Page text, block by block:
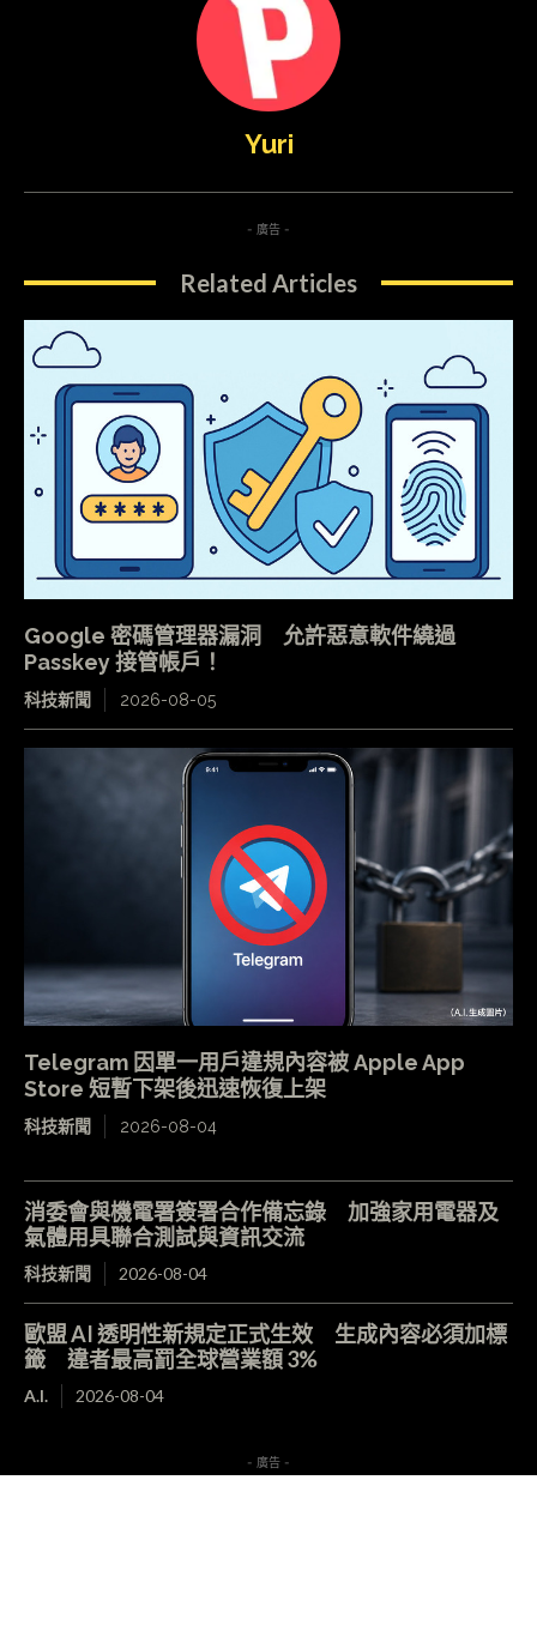
Yuri
- 廣告 -
Related Articles
Google 密碼管理器漏洞 允許惡意軟件繞過
Passkey 接管帳戶！
科技新聞 2026-08-05
Telegram 因單一用戶違規內容被 Apple App
Store 短暫下架後迅速恢復上架
科技新聞 2026-08-04
消委會與機電署簽署合作備忘錄 加強家用電器及
氣體用具聯合測試與資訊交流
科技新聞 2026-08-04
歐盟 AI 透明性新規定正式生效 生成內容必須加標
籤 違者最高罰全球營業額 3%
A.I. 2026-08-04
- 廣告 -